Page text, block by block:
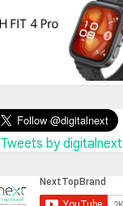
Tweets by digitalnext